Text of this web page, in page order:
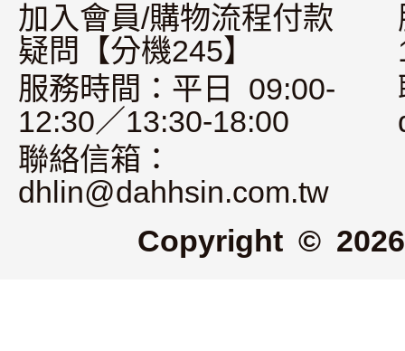
加入會員/購物流程付款
疑問【分機245】
服務時間：平日 09:00-
12:30／13:30-18:00
聯絡信箱：
dhlin@dahhsin.com.tw
Copyright ©